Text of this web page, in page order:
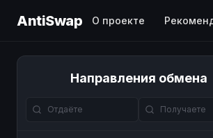
AntiSwap О проекте
Направления обмена